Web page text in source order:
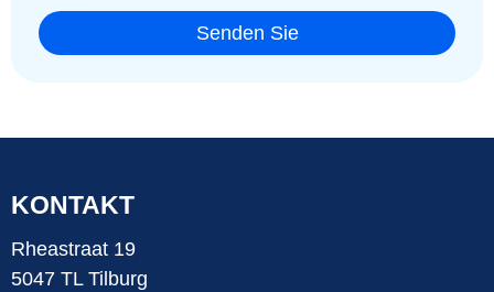
Senden Sie
KONTAKT
Rheastraat 19
5047 TL Tilburg